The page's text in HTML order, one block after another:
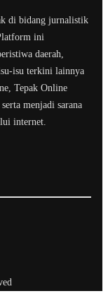
di bidang jurnalistik
ini
daerah,
isu terkini lainnya
Tepak Online
menjadi sarana
internet.